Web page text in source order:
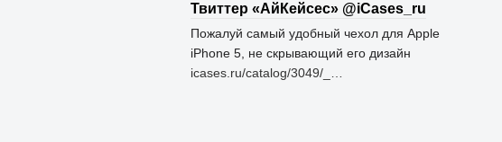
Твиттер «АйКейсес» ‏@iCases_ru
Пожалуй самый удобный чехол для Apple
iPhone 5, не скрывающий его дизайн
icases.ru/catalog/3049/_…